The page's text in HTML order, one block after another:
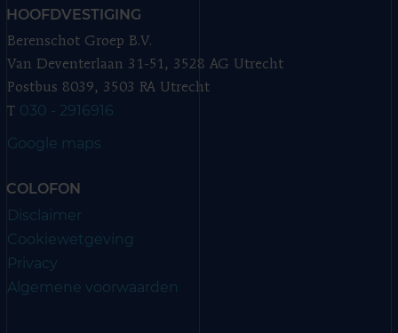
HOOFDVESTIGING
Berenschot Groep B.V.
Van Deventerlaan 31-51, 3528 AG Utrecht
Postbus 8039, 3503 RA Utrecht
T 030 - 2916916
Google maps
COLOFON
Disclaimer
Cookiewetgeving
Privacy
Algemene voorwaarden